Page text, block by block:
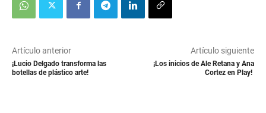
Artículo anterior
¡Lucio Delgado transforma las
botellas de plástico arte!
Artículo siguiente
¡Los inicios de Ale Retana y Ana
Cortez en Play!